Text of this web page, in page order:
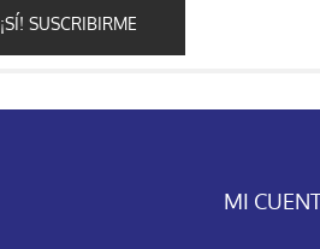
¡SÍ! SUSCRIBIRME
MI